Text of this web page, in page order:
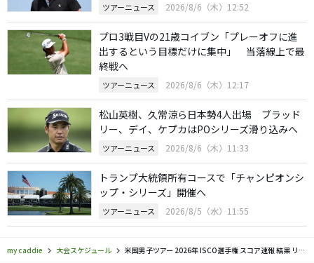
ツアーニュース 2026/8/6（木）12:52
プロ3戦目Vの21歳コイブン「プレーオフに進
出するという目標だけに集中」 当落線上で最
終戦へ
ツアーニュース 2026/8/6（木）12:17
松山英樹、久常涼ら日本勢4人出場 ブラッド
リー、デイ、ケプカはPOシリーズ滑り込みへ
ツアーニュース 2026/8/6（木）11:33
トランプ大統領所有コースで「チャンピオンシ
ップ・シリーズ」開催へ
ツアーニュース 2026/8/5（水）11:55
my caddie 大会スケジュール 米国男子ツアー 2026年 ISCO選手権 スコア速報 結果 リーダーボード